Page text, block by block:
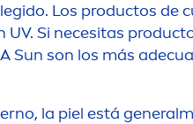
Los productos de
Si necesitas
Sun son los más
la piel está general